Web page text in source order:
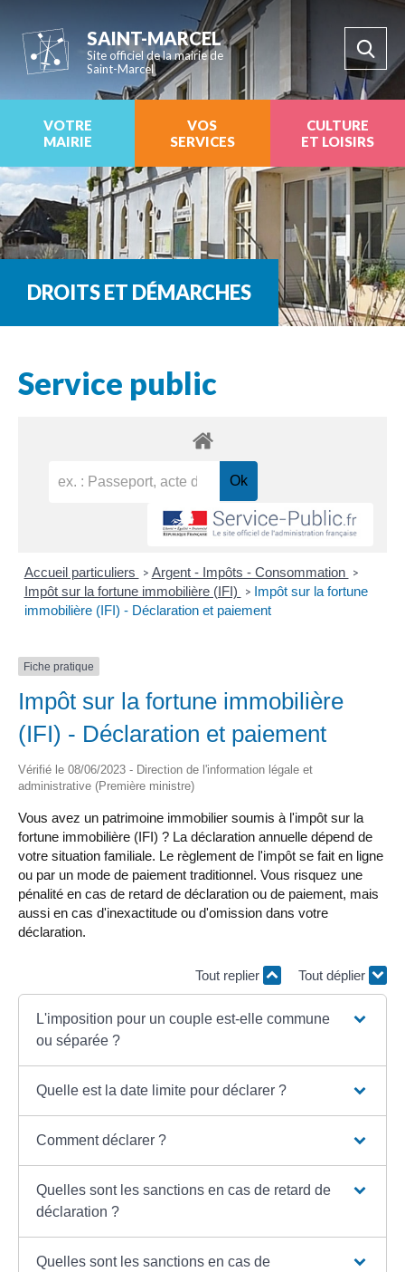
SAINT-MARCEL
Site officiel de la mairie de
Saint-Marcel
VOTRE
MAIRIE
VOS
SERVICES
CULTURE
ET LOISIRS
DROITS ET DÉMARCHES
Service public
Accueil particuliers > Argent - Impôts - Consommation >
Impôt sur la fortune immobilière (IFI) > Impôt sur la fortune
immobilière (IFI) - Déclaration et paiement
Fiche pratique
Impôt sur la fortune immobilière
(IFI) - Déclaration et paiement
Vérifié le 08/06/2023 - Direction de l'information légale et
administrative (Première ministre)
Vous avez un patrimoine immobilier soumis à l'impôt sur la
fortune immobilière (IFI) ? La déclaration annuelle dépend de
votre situation familiale. Le règlement de l'impôt se fait en ligne
ou par un mode de paiement traditionnel. Vous risquez une
pénalité en cas de retard de déclaration ou de paiement, mais
aussi en cas d'inexactitude ou d'omission dans votre
déclaration.
Tout replier Tout déplier
L'imposition pour un couple est-elle commune
ou séparée ?
Quelle est la date limite pour déclarer ?
Comment déclarer ?
Quelles sont les sanctions en cas de retard de
déclaration ?
Quelles sont les sanctions en cas de